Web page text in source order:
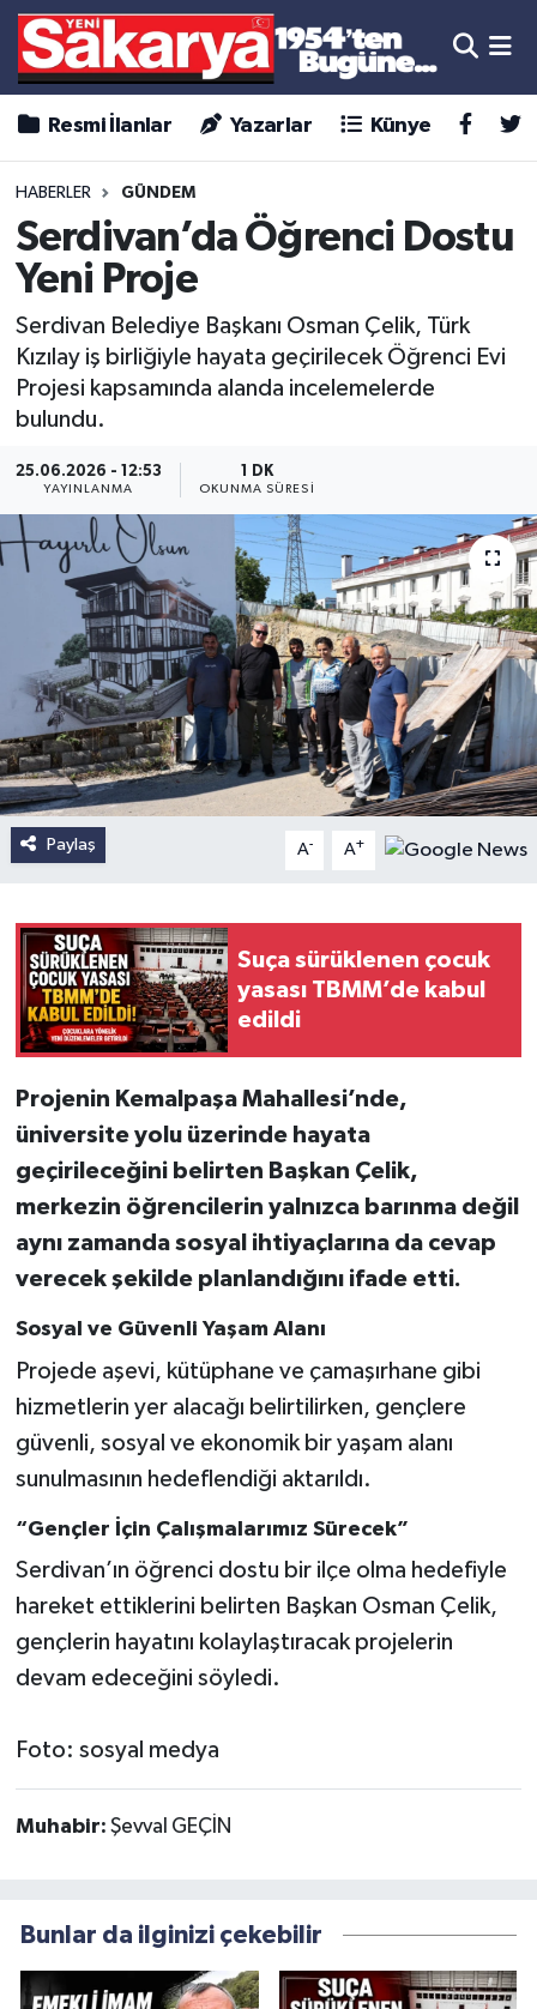
Resmi İlanlar Yazarlar Künye
HABERLER GÜNDEM
Serdivan’da Öğrenci Dostu
Yeni Proje
Serdivan Belediye Başkanı Osman Çelik, Türk
Kızılay iş birliğiyle hayata geçirilecek Öğrenci Evi
Projesi kapsamında alanda incelemelerde
bulundu.
25.06.2026 - 12:53
YAYINLANMA
1 DK
OKUNMA SÜRESI
Paylaş A- A+
Suça sürüklenen çocuk
yasası TBMM’de kabul
edildi
Projenin Kemalpaşa Mahallesi’nde,
üniversite yolu üzerinde hayata
geçirileceğini belirten Başkan Çelik,
merkezin öğrencilerin yalnızca barınma değil
aynı zamanda sosyal ihtiyaçlarına da cevap
verecek şekilde planlandığını ifade etti.
Sosyal ve Güvenli Yaşam Alanı
Projede aşevi, kütüphane ve çamaşırhane gibi
hizmetlerin yer alacağı belirtilirken, gençlere
güvenli, sosyal ve ekonomik bir yaşam alanı
sunulmasının hedeflendiği aktarıldı.
“Gençler İçin Çalışmalarımız Sürecek”
Serdivan’ın öğrenci dostu bir ilçe olma hedefiyle
hareket ettiklerini belirten Başkan Osman Çelik,
gençlerin hayatını kolaylaştıracak projelerin
devam edeceğini söyledi.
Foto: sosyal medya
Muhabir: Şevval GEÇİN
Bunlar da ilginizi çekebilir